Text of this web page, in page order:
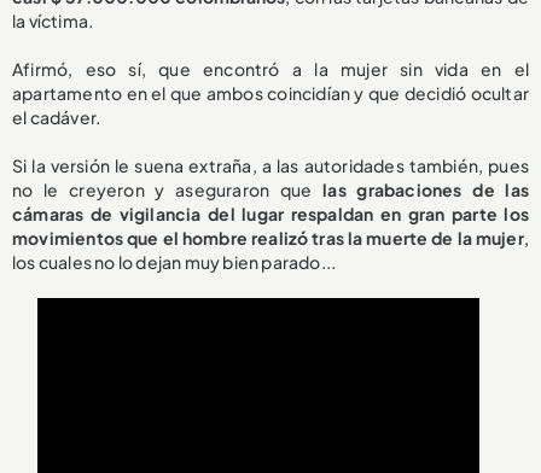
la víctima.
Afirmó, eso sí, que encontró a la mujer sin vida en el
apartamento en el que ambos coincidían y que decidió ocultar
el cadáver.
Si la versión le suena extraña, a las autoridades también, pues
no le creyeron y aseguraron quelas grabaciones de las
cámaras de vigilancia del lugar respaldan en gran parte los
movimientos que el hombre realizó tras la muerte de la mujer,
los cuales no lo dejan muy bien parado...